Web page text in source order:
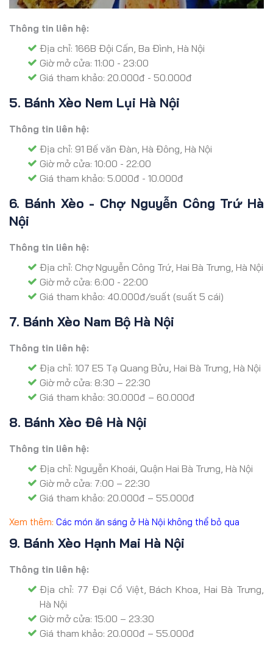
Thông tin liên hệ:
Địa chỉ: 166B Đội Cấn, Ba Đình, Hà Nội
Giờ mở cửa: 11:00 - 23:00
Giá tham khảo: 20.000đ - 50.000đ
5. Bánh Xèo Nem Lụi Hà Nội
Thông tin liên hệ:
Địa chỉ: 91 Bế văn Đàn, Hà Đông, Hà Nội
Giờ mở cửa: 10:00 - 22:00
Giá tham khảo: 5.000đ - 10.000đ
6. Bánh Xèo - Chợ Nguyễn Công Trứ Hà
Nội
Thông tin liên hệ:
Địa chỉ: Chợ Nguyễn Công Trứ, Hai Bà Trưng, Hà Nội
Giờ mở cửa: 6:00 - 22:00
Giá tham khảo: 40.000đ/suất (suất 5 cái)
7. Bánh Xèo Nam Bộ Hà Nội
Thông tin liên hệ:
Địa chỉ: 107 E5 Tạ Quang Bửu, Hai Bà Trưng, Hà Nội
Giờ mở cửa: 8:30 – 22:30
Giá tham khảo: 30.000đ – 60.000đ
8. Bánh Xèo Đê Hà Nội
Thông tin liên hệ:
Địa chỉ: Nguyễn Khoái, Quận Hai Bà Trưng, Hà Nội
Giờ mở cửa: 7:00 – 22:30
Giá tham khảo: 20.000đ – 55.000đ
Xem thêm: Các món ăn sáng ở Hà Nội không thể bỏ qua
9. Bánh Xèo Hạnh Mai Hà Nội
Thông tin liên hệ:
Địa chỉ: 77 Đại Cồ Việt, Bách Khoa, Hai Bà Trưng,
Hà Nội
Giờ mở cửa: 15:00 – 23:30
Giá tham khảo: 20.000đ – 55.000đ